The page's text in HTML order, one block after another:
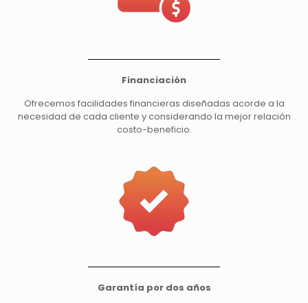
Financiación
Ofrecemos facilidades financieras diseñadas acorde a la
necesidad de cada cliente y considerando la mejor relación
costo-beneficio.
Garantía por dos años